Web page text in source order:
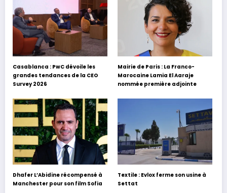
Casablanca : PwC dévoile les
grandes tendances de la CEO
Survey 2026
Mairie de Paris : La Franco-
Marocaine Lamia El Aaraje
nommée première adjointe
Dhafer L’Abidine récompensé à
Manchester pour son film Sofia
Textile : Evlox ferme son usine à
Settat